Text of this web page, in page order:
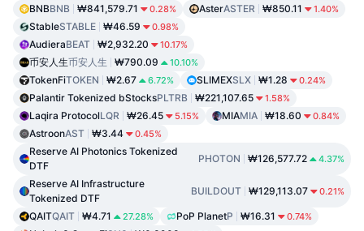
BNBBNB ₩841,579.71 0.28% AsterASTER ₩850.11 1.40%
StableSTABLE ₩46.59 0.98%
AudieraBEAT ₩2,932.20 10.17%
币安人生币安人生 ₩790.09 10.10%
TokenFiTOKEN ₩2.67 6.72% SLIMEXSLX ₩1.28 0.24%
Palantir Tokenized bStocksPLTRB ₩221,107.65 1.58%
Laqira ProtocolLQR ₩26.45 5.15% MIAMIA ₩18.60 0.84%
AstroonAST ₩3.44 0.45%
Reserve AI Photonics Tokenized
DTF
PHOTON ₩126,577.72 4.37%
Reserve AI Infrastructure
Tokenized DTF
BUILDOUT ₩129,113.07 0.21%
QAITQAIT ₩4.71 27.28% PoP PlanetP ₩16.31 0.74%